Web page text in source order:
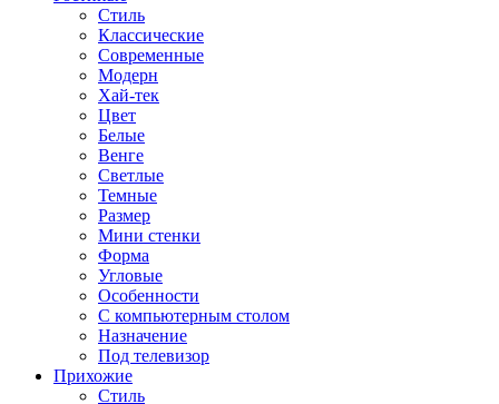
Стиль
Классические
Современные
Модерн
Хай-тек
Цвет
Белые
Венге
Светлые
Темные
Размер
Мини стенки
Форма
Угловые
Особенности
С компьютерным столом
Назначение
Под телевизор
Прихожие
Стиль